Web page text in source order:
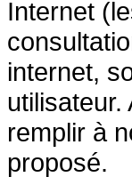
Internet
internet,
remplir à
proposé.